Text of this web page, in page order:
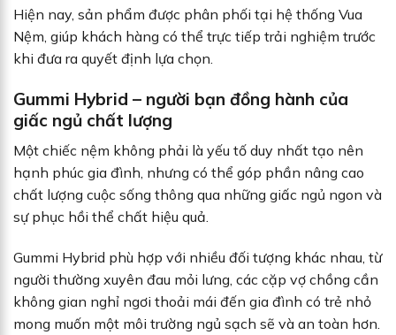
Hiện nay, sản phẩm được phân phối tại hệ thống Vua
Nệm, giúp khách hàng có thể trực tiếp trải nghiệm trước
khi đưa ra quyết định lựa chọn.
Gummi Hybrid – người bạn đồng hành của
giấc ngủ chất lượng
Một chiếc nệm không phải là yếu tố duy nhất tạo nên
hạnh phúc gia đình, nhưng có thể góp phần nâng cao
chất lượng cuộc sống thông qua những giấc ngủ ngon và
sự phục hồi thể chất hiệu quả.
Gummi Hybrid phù hợp với nhiều đối tượng khác nhau, từ
người thường xuyên đau mỏi lưng, các cặp vợ chồng cần
không gian nghỉ ngơi thoải mái đến gia đình có trẻ nhỏ
mong muốn một môi trường ngủ sạch sẽ và an toàn hơn.